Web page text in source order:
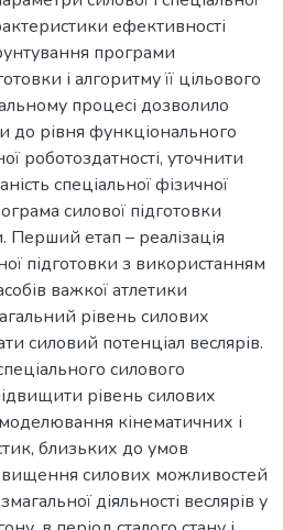
ефективності
програми
і алгоритму її цільового
процесі дозволило
до рівня функціонального
роботоздатності, уточнити
спеціальної фізичної
силової підготовки
Перший етап – реалізація
підготовки з використанням
важкої атлетики
рівень силових
силовий потенціал веслярів.
силового
рівень силових
кінематичних і
близьких до умов
силових можливостей
діяльності веслярів у